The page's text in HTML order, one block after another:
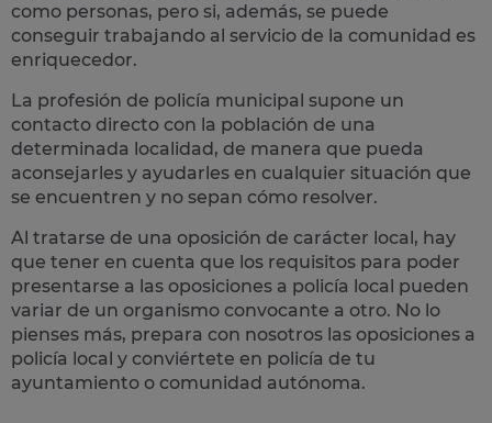
como personas, pero si, además, se puede
conseguir trabajando al servicio de la comunidad es
enriquecedor.
La profesión de policía municipal supone un
contacto directo con la población de una
determinada localidad, de manera que pueda
aconsejarles y ayudarles en cualquier situación que
se encuentren y no sepan cómo resolver.
Al tratarse de una oposición de carácter local, hay
que tener en cuenta que los requisitos para poder
presentarse a las oposiciones a policía local pueden
variar de un organismo convocante a otro. No lo
pienses más, prepara con nosotros las oposiciones a
policía local y conviértete en policía de tu
ayuntamiento o comunidad autónoma.